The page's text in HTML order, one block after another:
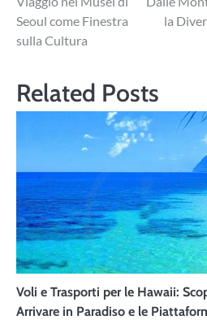
articoli
Seoul come Finestra
sulla Cultura
la
Related Posts
Voli e Trasporti per le Hawaii:
Arrivare in Paradiso e le